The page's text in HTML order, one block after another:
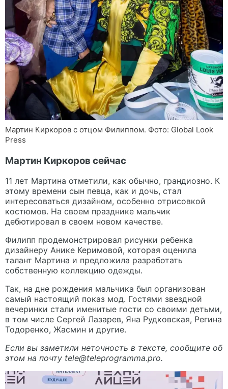
Мартин Киркоров с отцом Филиппом. Фото: Global Look
Press
Мартин Киркоров сейчас
11 лет Мартина отметили, как обычно, грандиозно. К
этому времени сын певца, как и дочь, стал
интересоваться дизайном, особенно отрисовкой
костюмов. На своем празднике мальчик
дебютировал в своем новом качестве.
Филипп продемонстрировал рисунки ребенка
дизайнеру Анике Керимовой, которая оценила
талант Мартина и предложила разработать
собственную коллекцию одежды.
Так, на дне рождения мальчика был организован
самый настоящий показ мод. Гостями звездной
вечеринки стали именитые гости со своими детьми,
в том числе Сергей Лазарев, Яна Рудковская, Регина
Тодоренко, Жасмин и другие.
Если вы заметили неточность в тексте, сообщите об
этом на почту tele@teleprogramma.pro.